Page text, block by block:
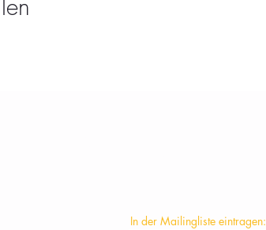
In der Mailingliste eintragen: